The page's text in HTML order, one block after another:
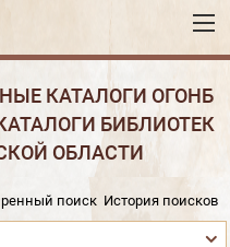
КАТАЛОГИ ОГОНБ
БИБЛИОТЕК
ОБЛАСТИ
поиск История поисков